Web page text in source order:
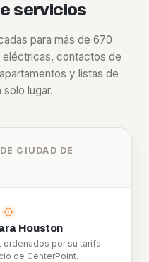
servicios
para más de 670
contactos de
y listas de
solo lugar.
CIUDAD DE
Houston
ordenados por su tarifa
de CenterPoint.